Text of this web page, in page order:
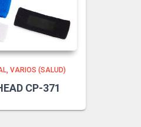
VARIOS (SALUD)
CP-371